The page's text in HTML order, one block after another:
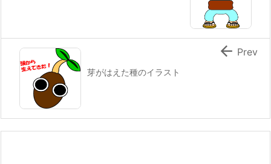
芽がはえた種のイラスト
 Prev